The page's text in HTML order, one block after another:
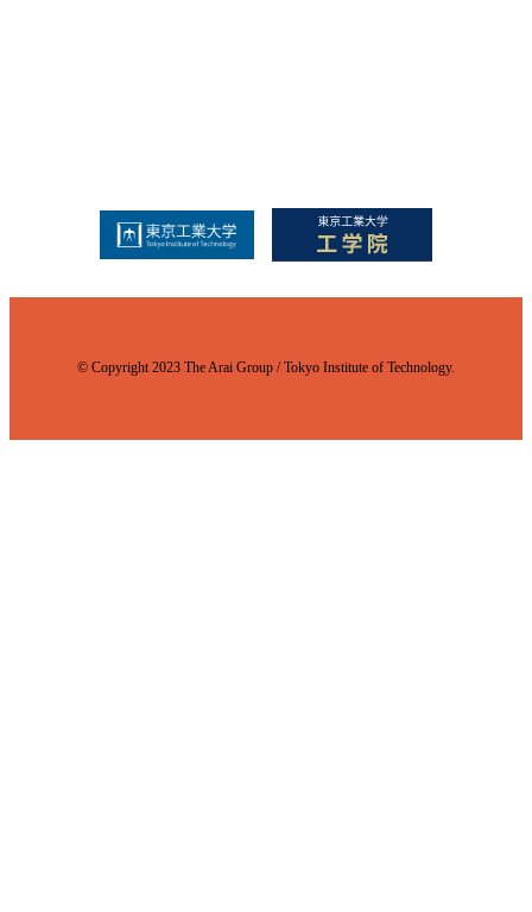
© Copyright 2023 The Arai Group / Tokyo Institute of Technology.